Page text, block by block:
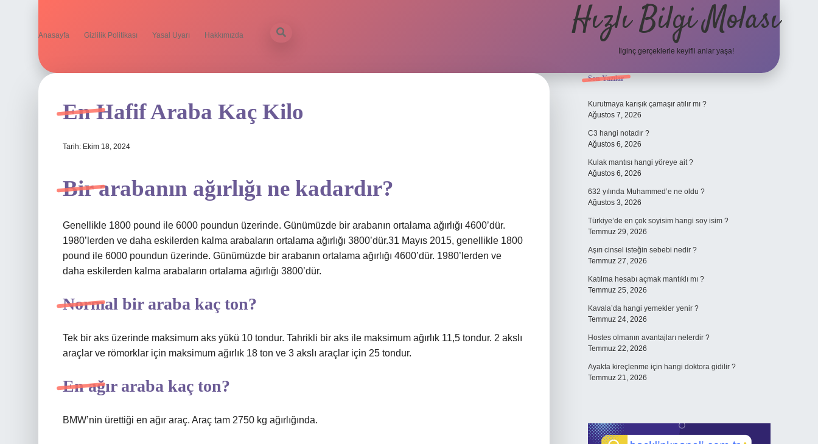
Anasayfa Gizlilik Politikası Yasal Uyarı Hakkımızda Hızlı Bilgi Molası
İlginç gerçeklerle keyifli anlar yaşa!
En Hafif Araba Kaç Kilo
Tarih: Ekim 18, 2024
Bir arabanın ağırlığı ne kadardır?
Genellikle 1800 pound ile 6000 poundun üzerinde. Günümüzde bir arabanın ortalama ağırlığı 4600’dür.
1980’lerden ve daha eskilerden kalma arabaların ortalama ağırlığı 3800’dür.31 Mayıs 2015, genellikle 1800
pound ile 6000 poundun üzerinde. Günümüzde bir arabanın ortalama ağırlığı 4600’dür. 1980’lerden ve
daha eskilerden kalma arabaların ortalama ağırlığı 3800’dür.
Normal bir araba kaç ton?
Tek bir aks üzerinde maksimum aks yükü 10 tondur. Tahrikli bir aks ile maksimum ağırlık 11,5 tondur. 2 akslı
araçlar ve römorklar için maksimum ağırlık 18 ton ve 3 akslı araçlar için 25 tondur.
En ağır araba kaç ton?
BMW’nin ürettiği en ağır araç. Araç tam 2750 kg ağırlığında.
Sidebar
Son Yazılar
Kurutmaya karışık çamaşır atılır mı ?
Ağustos 7, 2026
C3 hangi notadır ?
Ağustos 6, 2026
Kulak mantısı hangi yöreye ait ?
Ağustos 6, 2026
632 yılında Muhammed’e ne oldu ?
Ağustos 3, 2026
Türkiye’de en çok soyisim hangi soy isim ?
Temmuz 29, 2026
Aşırı cinsel isteğin sebebi nedir ?
Temmuz 27, 2026
Katılma hesabı açmak mantıklı mı ?
Temmuz 25, 2026
Kavala’da hangi yemekler yenir ?
Temmuz 24, 2026
Hostes olmanın avantajları nelerdir ?
Temmuz 22, 2026
Ayakta kireçlenme için hangi doktora gidilir ?
Temmuz 21, 2026